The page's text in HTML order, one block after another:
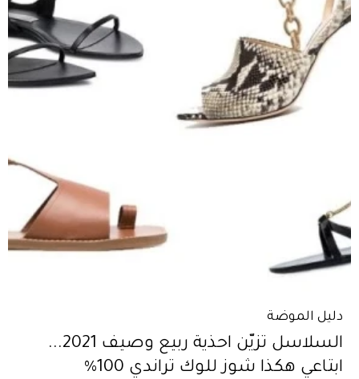
دليل الموضة
السلاسل تزيّن احذية ربيع وصيف 2021...
ابتاعي هكذا شوز للوك تراندي 100%